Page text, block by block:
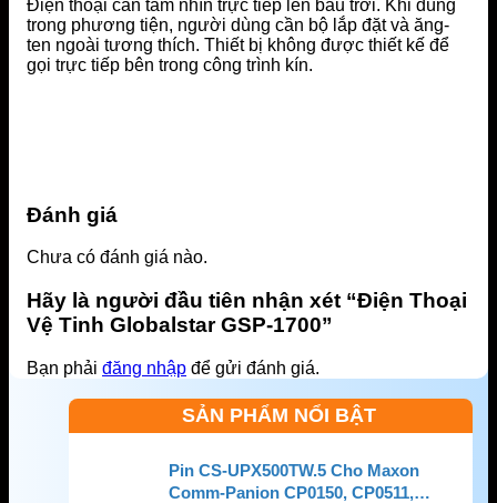
Điện thoại cần tầm nhìn trực tiếp lên bầu trời. Khi dùng
trong phương tiện, người dùng cần bộ lắp đặt và ăng-
ten ngoài tương thích. Thiết bị không được thiết kế để
gọi trực tiếp bên trong công trình kín.
Đánh giá
Chưa có đánh giá nào.
Hãy là người đầu tiên nhận xét “Điện Thoại
Vệ Tinh Globalstar GSP-1700”
Bạn phải đăng nhập để gửi đánh giá.
SẢN PHẨM NỔI BẬT
Pin CS-UPX500TW.5 Cho Maxon
Comm-Panion CP0150, CP0511,